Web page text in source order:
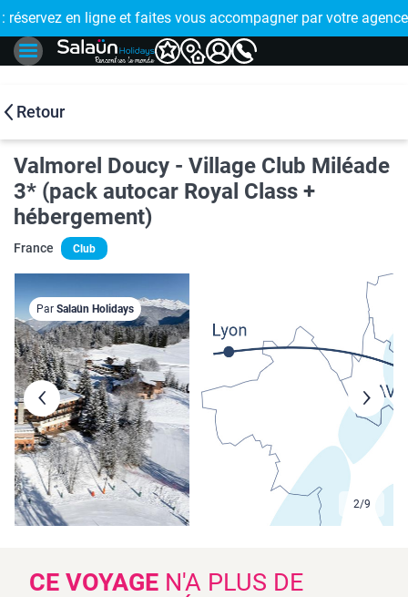
!
: réservez en ligne et faites vous accompagner par votre
🤩
Retour
Valmorel Doucy - Village Club Miléade
3* (pack autocar Royal Class +
hébergement)
France Club
2/9
Par Salaün Holidays
CE VOYAGE N'A PLUS DE